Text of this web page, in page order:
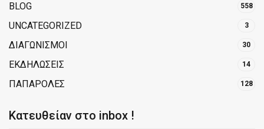
BLOG 558
UNCATEGORIZED 3
ΔΙΑΓΩΝΙΣΜΟΙ 30
ΕΚΔΗΛΩΣΕΙΣ 14
ΠΑΠΑΡΟΛΕΣ 128
Κατευθείαν στο inbox !